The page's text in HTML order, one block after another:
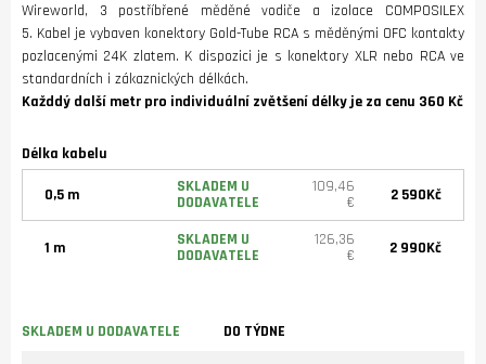
Wireworld, 3 postříbřené měděné vodiče a izolace COMPOSILEX
5. Kabel je vybaven konektory Gold-Tube RCA s měděnými OFC kontakty
pozlacenými 24K zlatem. K dispozici je s konektory XLR nebo RCA ve
standardních i zákaznických délkách.
Každdý další metr pro individuální zvětšení délky je za cenu 360 Kč
Délka kabelu
0,5 m
SKLADEM U
DODAVATELE
109,46
€
2 590Kč
1 m
SKLADEM U
DODAVATELE
126,36
€
2 990Kč
SKLADEM U DODAVATELE DO TÝDNE